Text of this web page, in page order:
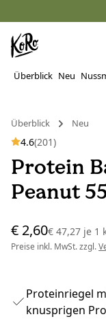
Überblick Neu
Überblick
Neu
4.6(201)
Protein
Peanut
€ 2,60€ 47,27 je 1
Preise inkl. MwSt. zzgl.
Proteinriegel
knusprigen